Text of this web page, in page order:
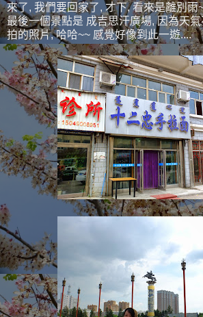
來了, 我們要回家了, 才下, 看來是離別雨
最後一個景點是 成吉思汗廣場, 因為天
拍的照片, 哈哈~~ 感覺好像到此一遊....